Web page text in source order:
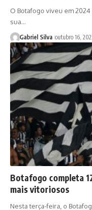
O Botafogo viveu em
sua…
Gabriel Silva outubro 16,
Botafogo completa
mais vitoriosos
Nesta terça-feira, o